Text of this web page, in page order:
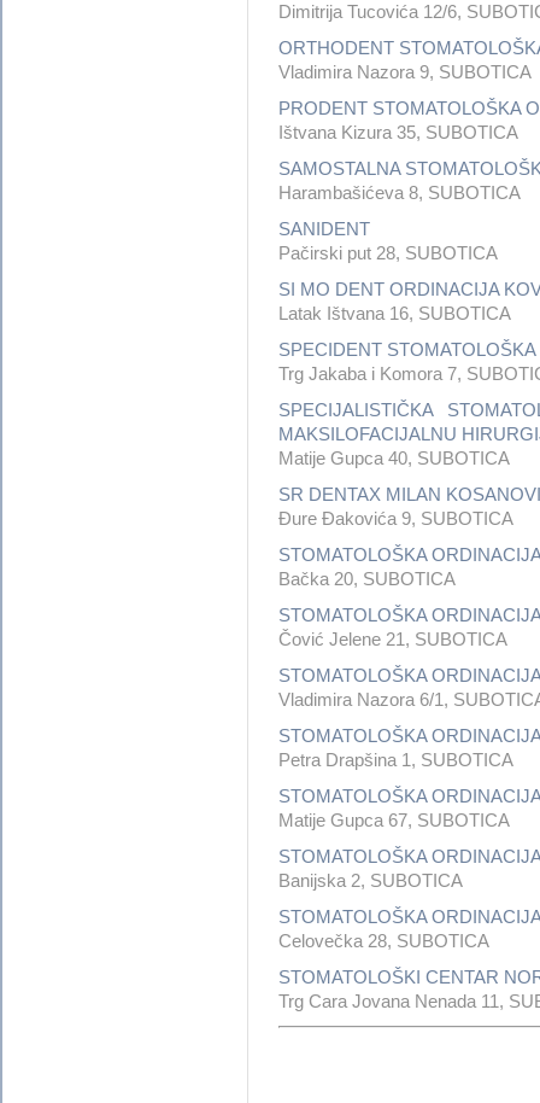
Dimitrija Tucovića 12/6,
ORTHODENT
Vladimira Nazora 9, SUBOTICA
PRODENT STOMATOLOŠKA
Ištvana Kizura 35, SUBOTICA
SAMOSTALNA
Harambašićeva 8, SUBOTICA
SANIDENT
Pačirski put 28, SUBOTICA
SI MO DENT ORDINACIJA
Latak Ištvana 16, SUBOTICA
SPECIDENT
Trg Jakaba i Komora 7,
SPECIJALISTIČKA
MAKSILOFACIJALNU
Matije Gupca 40, SUBOTICA
SR DENTAX MILAN
Đure Đakovića 9, SUBOTICA
STOMATOLOŠKA
Bačka 20, SUBOTICA
STOMATOLOŠKA
Čović Jelene 21, SUBOTICA
STOMATOLOŠKA
Vladimira Nazora 6/1,
STOMATOLOŠKA
Petra Drapšina 1, SUBOTICA
STOMATOLOŠKA
Matije Gupca 67, SUBOTICA
STOMATOLOŠKA
Banijska 2, SUBOTICA
STOMATOLOŠKA
Celovečka 28, SUBOTICA
STOMATOLOŠKI CENTAR
Trg Cara Jovana Nenada 11,